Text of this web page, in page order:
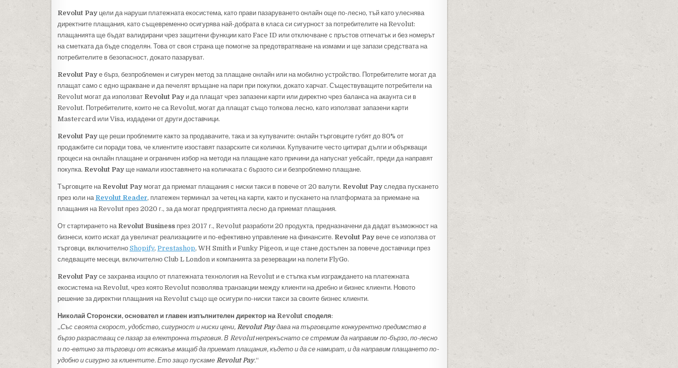
Revolut Pay цели да наруши платежната екосистема, като прави пазаруването онлайн още по-лесно, тъй като улеснява
директните плащания, като същевременно осигурява най-добрата в класа си сигурност за потребителите на Revolut:
плащанията ще бъдат валидирани чрез защитени функции като Face ID или отключване с пръстов отпечатък и без номерът
на сметката да бъде споделян. Това от своя страна ще помогне за предотвратяване на измами и ще запази средствата на
потребителите в безопасност, докато пазаруват.
Revolut Pay е бърз, безпроблемен и сигурен метод за плащане онлайн или на мобилно устройство. Потребителите могат да
плащат само с едно щракване и да печелят връщане на пари при покупки, докато харчат. Съществуващите потребители на
Revolut могат да използват Revolut Pay и да плащат чрез запазени карти или директно чрез баланса на акаунта си в
Revolut. Потребителите, които не са Revolut, могат да плащат също толкова лесно, като използват запазени карти
Mastercard или Visa, издадени от други доставчици.
Revolut Pay ще реши проблемите както за продавачите, така и за купувачите: онлайн търговците губят до 80% от
продажбите си поради това, че клиентите изоставят пазарските си колички. Купувачите често цитират дълги и объркващи
процеси на онлайн плащане и ограничен избор на методи на плащане като причини да напуснат уебсайт, преди да направят
покупка. Revolut Pay ще намали изоставянето на количката с бързото си и безпроблемно плащане.
Търговците на Revolut Pay могат да приемат плащания с ниски такси в повече от 20 валути. Revolut Pay следва пускането
през юли на Revolut Reader, платежен терминал за четец на карти, както и пускането на платформата за приемане на
плащания на Revolut през 2020 г., за да могат предприятията лесно да приемат плащания.
От стартирането на Revolut Business през 2017 г., Revolut разработи 20 продукта, предназначени да дадат възможност на
бизнеси, които искат да увеличат реализациите и по-ефективно управление на финансите. Revolut Pay вече се използва от
търговци, включително Shopify, Prestashop, WH Smith и Funky Pigeon, и ще стане достъпен за повече доставчици през
следващите месеци, включително Club L London и компанията за резервации на полети FlyGo.
Revolut Pay се захранва изцяло от платежната технология на Revolut и е стъпка към изграждането на платежната
екосистема на Revolut, чрез която Revolut позволява транзакции между клиенти на дребно и бизнес клиенти. Новото
решение за директни плащания на Revolut също ще осигури по-ниски такси за своите бизнес клиенти.
Николай Сторонски, основател и главен изпълнителен директор на Revolut споделя:
„Със своята скорост, удобство, сигурност и ниски цени, Revolut Payдава на търговците конкурентно предимство в
бързо разрастващ се пазар за електронна търговия. В Revolut непрекъснато се стремим да направим по-бързо, по-лесно
и по-евтино за търговци от всякакъв мащаб да приемат плащания, където и да се намират, и да направим плащането по-
удобно и сигурно за клиентите. Ето защо пускаме Revolut Pay.“